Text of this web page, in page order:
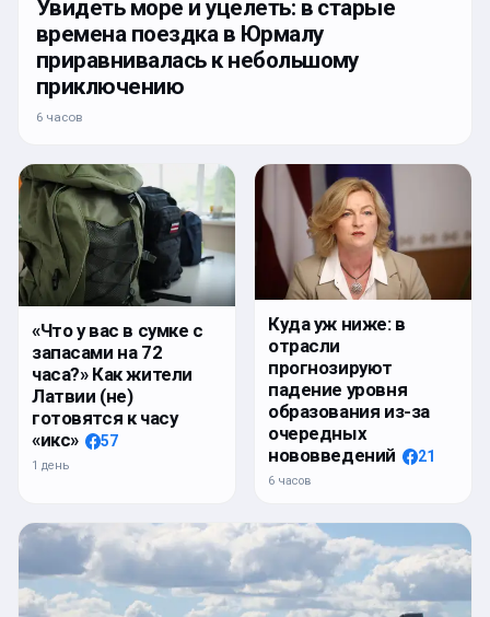
Увидеть море и уцелеть: в старые
времена поездка в Юрмалу
приравнивалась к небольшому
приключению
6 часов
«Что у вас в сумке с
запасами на 72
часа?» Как жители
Латвии (не)
готовятся к часу
«икс»
57
1 день
Куда уж ниже: в
отрасли
прогнозируют
падение уровня
образования из-за
очередных
нововведений
21
6 часов